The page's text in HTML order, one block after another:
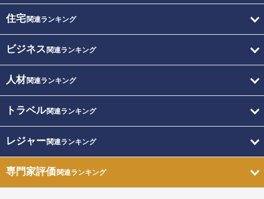
住宅関連ランキング
ビジネス 関連ランキング
人材関連ランキング
トラベル関連ランキング
レジャー関連ランキング
専門家評価関連ランキング